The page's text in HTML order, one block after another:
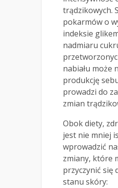
trądzikowych.
pokarmów o
indeksie
nadmiaru
nabiału może
produkcję
prowadzi do
zmian
Obok diety,
jest nie mniej
wprowadzić
zmiany, które
przyczynić się
stanu skóry: